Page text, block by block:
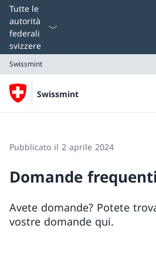
Tutte le
autorità
federali
svizzere
Swissmint
Swissmint
Pubblicato il 2 aprile 2024
Domande frequenti
Avete domande? Potete
vostre domande qui.